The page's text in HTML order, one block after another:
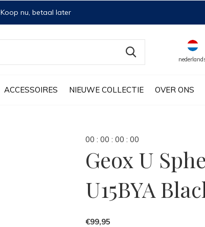
ACCESSOIRES NIEUWE COLLECTIE OVER ONS
Koop nu, betaal later
00 : 00 : 00 : 00
Geox U
U15BYA
€99,95